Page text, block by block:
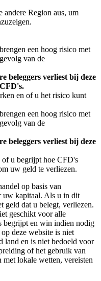
andere Region aus, um
een hoog risico met
van de
beleggers verliest bij deze
en of u het risico kunt
een hoog risico met
van de
beleggers verliest bij deze
u begrijpt hoe CFD's
uw geld te verliezen.
op basis van
uw kapitaal. Als u in dit
geld dat u belegt, verliezen.
geschikt voor alle
begrijpt en win indien nodig
deze website is niet
land en is niet bedoeld voor
of het gebruik van
lokale wetten, vereisten